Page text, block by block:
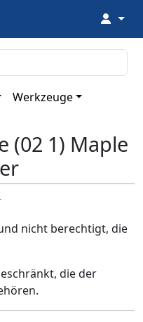
↓
Werkzeuge
(02 1) Maple
nicht berechtigt, die
die der